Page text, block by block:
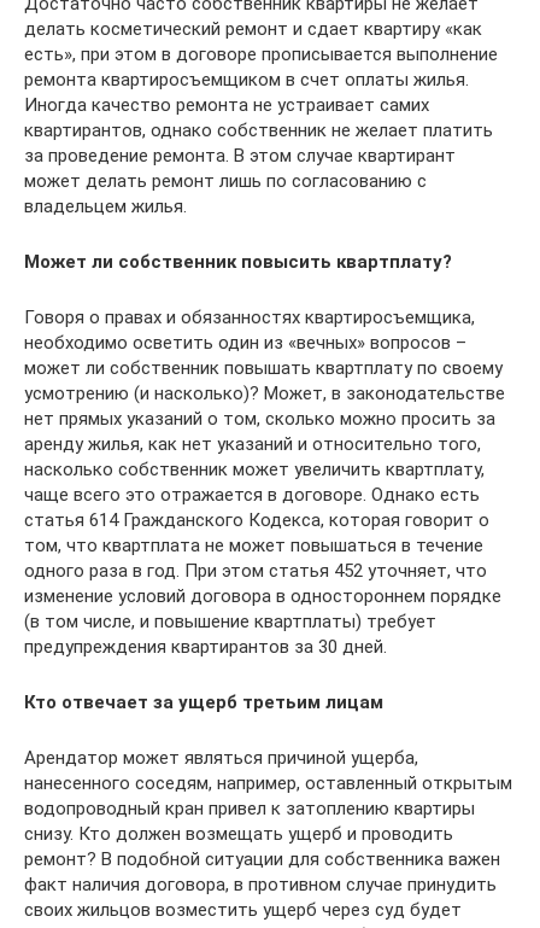
делать косметический ремонт и сдает квартиру «как
есть», при этом в договоре прописывается выполнение
ремонта квартиросъемщиком в счет оплаты жилья.
Иногда качество ремонта не устраивает самих
квартирантов, однако собственник не желает платить
за проведение ремонта. В этом случае квартирант
может делать ремонт лишь по согласованию с
владельцем жилья.
Может ли собственник повысить квартплату?
Говоря о правах и обязанностях квартиросъемщика,
необходимо осветить один из «вечных» вопросов –
может ли собственник повышать квартплату по своему
усмотрению (и насколько)? Может, в законодательстве
нет прямых указаний о том, сколько можно просить за
аренду жилья, как нет указаний и относительно того,
насколько собственник может увеличить квартплату,
чаще всего это отражается в договоре. Однако есть
статья 614 Гражданского Кодекса, которая говорит о
том, что квартплата не может повышаться в течение
одного раза в год. При этом статья 452 уточняет, что
изменение условий договора в одностороннем порядке
(в том числе, и повышение квартплаты) требует
предупреждения квартирантов за 30 дней.
Кто отвечает за ущерб третьим лицам
Арендатор может являться причиной ущерба,
нанесенного соседям, например, оставленный открытым
водопроводный кран привел к затоплению квартиры
снизу. Кто должен возмещать ущерб и проводить
ремонт? В подобной ситуации для собственника важен
факт наличия договора, в противном случае принудить
своих жильцов возместить ущерб через суд будет